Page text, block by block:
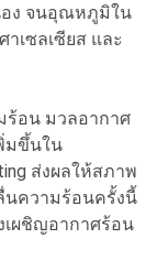
อง จนอุณหภูมิใน
เซลเซียส และ
ร้อน มวลอากาศ
มขึ้นใน
ส่งผลให้สภาพ
ความร้อนครั้งนี้
เผชิญอากาศร้อน